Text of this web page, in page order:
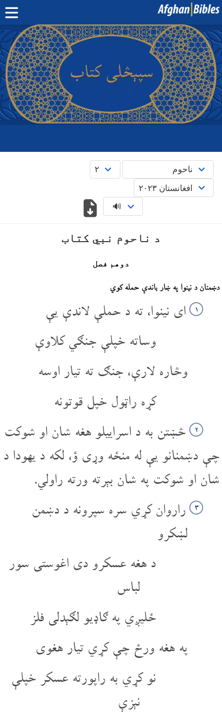
صفحه اصلی
کتاب مقدس دری کتاب مقدس پشتو
بیشتر: بلوچی · هزارگی · ترکمنی
اپلیکیشن‌های موبایل
د ناحوم نبي کتاب
دوهم فصل
دښمنان د نینوا په ښار باندې حمله کوي
۱ ای نینوا، ته د حملې لاندې یې
وساته خپلې جنګي کلاوې
وڅاره لارې، جنګ ته تیار اوسه
کړه راټول خپل قوتونه
۲ څښتن به د اسراییلو هغه شان او شوکت
چې دښمنانو یې له منځه وړی ؤ، لکه د یهودا د
شان او شوکت په شان بېرته ورته راولي.
۳ راروان کړي سره سپرونه د دښمن
لښکرو
د هغه عسکرو دی اغوستی سور
لباس
ځلیږي په ګاډیو لګېدلی فلز
په هغه ورځ چې کړي تیار هغوی
نو کړي به راپورته عسکر خپلې
نېزې